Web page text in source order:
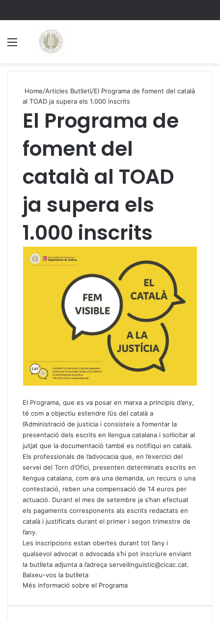
Home/Articles Butlletí/El Programa de foment del català
al TOAD ja supera els 1.000 inscrits
El Programa de
foment del
català al TOAD
ja supera els
1.000 inscrits
El Programa, que es va posar en marxa a principis d’any,
té com a objectiu estendre l’ús del català a
l’Administració de justícia i consisteix a fomentar la
presentació dels escrits en llengua catalana i sol·licitar al
jutjat que la documentació també es notifiqui en català.
Els professionals de l’advocacia que, en l’exercici del
servei del Torn d’Ofici, presenten determinats escrits en
llengua catalana, com ara una demanda, un recurs o una
contestació, reben una compensació de 14 euros per
actuació. Durant el mes de setembre ja s’han efectuat
els pagaments corresponents als escrits redactats en
català i justificats durant el primer i segon trimestre de
l’any.
Les inscripcions estan obertes durant tot l’any i
qualsevol advocat o advocada s’hi pot inscriure enviant
la butlleta adjunta a l’adreça serveilinguistic@cicac.cat.
Baixeu-vos la butlleta
Més informació sobre el Programa